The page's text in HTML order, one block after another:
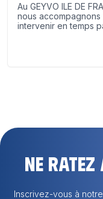
Au GEYVO ILE DE
nous
intervenir en temps
Ne
Inscrivez-vous à